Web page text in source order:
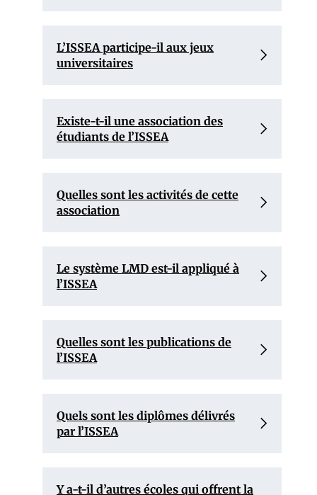
L’ISSEA participe-il aux jeux
universitaires
Existe-t-il une association des
étudiants de l’ISSEA
Quelles sont les activités de cette
association
Le système LMD est-il appliqué à
l’ISSEA
Quelles sont les publications de
l’ISSEA
Quels sont les diplômes délivrés
par l’ISSEA
Y a-t-il d’autres écoles qui offrent la